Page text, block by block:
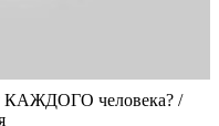
КАЖДОГО человека? /